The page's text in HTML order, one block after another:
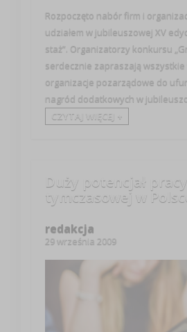
Rozpoczęto nabór firm i
udziałem w jubileuszowej XV
staż”. Organizatorzy konkursu
serdecznie zapraszają
organizacje pozarządowe do
nagród dodatkowych w
CZYTAJ WIĘCEJ +
Duży potencjał pracy
tymczasowej w
redakcja
29 września 2009